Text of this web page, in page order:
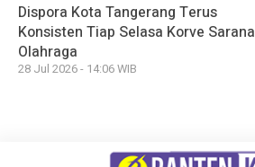
Dispora Kota Tangerang Terus
Konsisten Tiap Selasa Korve Sarana
Olahraga
28 Jul 2026 - 14:06 WIB